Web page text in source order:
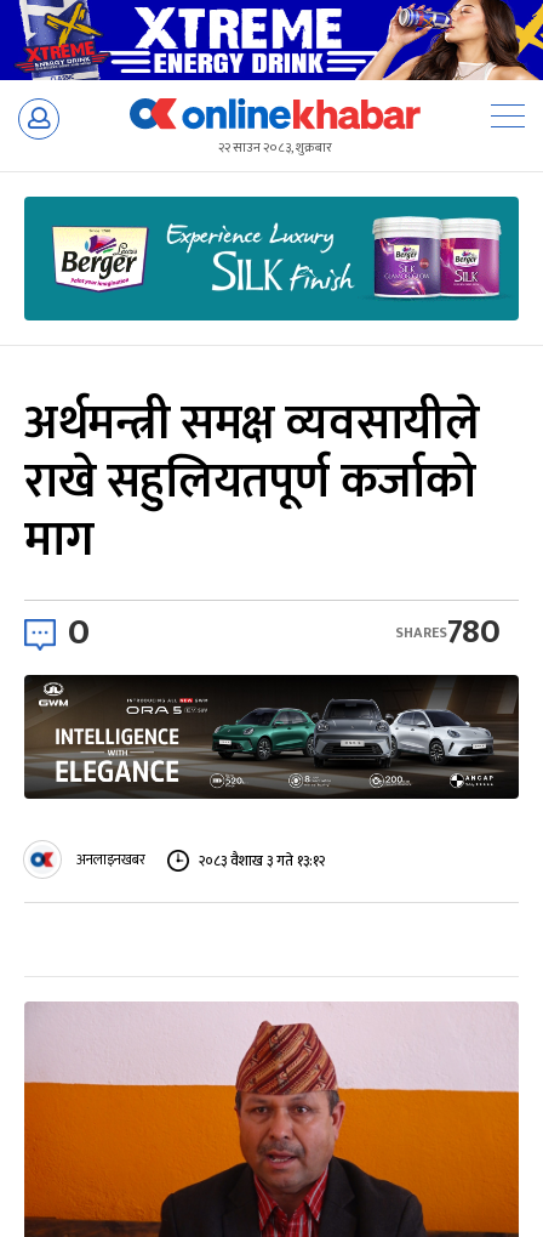
Skip
२२ साउन २०८३, शुक्रबार
अर्थमन्त्री समक्ष व्यवसायीले
राखे सहुलियतपूर्ण कर्जाको
माग
0 780
SHARES
अनलाइनखबर २०८३ वैशाख ३ गते १३:१२